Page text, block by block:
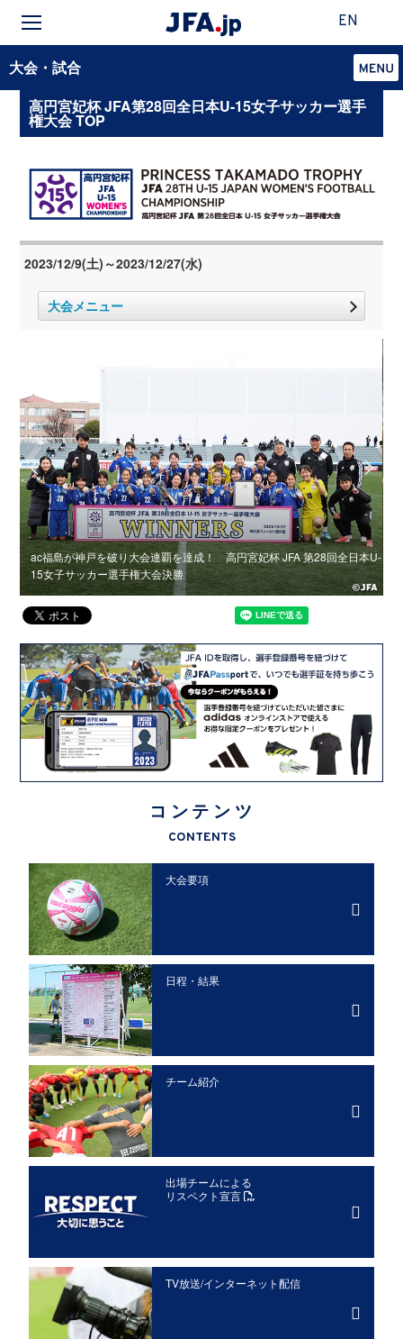
EN
大会・試合
高円宮妃杯 JFA第28回全日本U-15女子サッカー選手
権大会 TOP
2023/12/9(土)～2023/12/27(水)
大会メニュー
ac福島が神戸を破り大会連覇を達成！ 高円宮妃杯 JFA 第28回全日本U-
15女子サッカー選手権大会決勝
コンテンツ
CONTENTS
大会要項
日程・結果
チーム紹介
出場チームによる
リスペクト宣言
TV放送/インターネット配信